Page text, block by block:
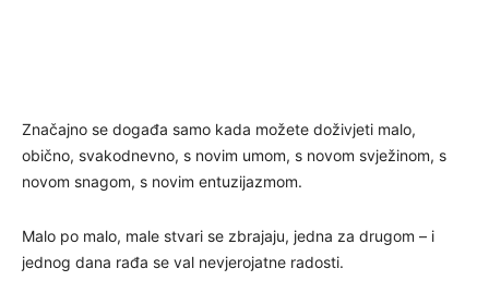
Značajno se događa samo kada možete doživjeti malo,
obično, svakodnevno, s novim umom, s novom svježinom, s
novom snagom, s novim entuzijazmom.
Malo po malo, male stvari se zbrajaju, jedna za drugom – i
jednog dana rađa se val nevjerojatne radosti.